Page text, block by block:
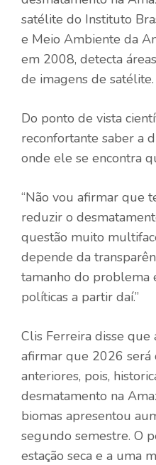
satélite do Instituto
e Meio Ambiente da
em 2008, detecta
de imagens de satélite.
Do ponto de vista
reconfortante saber a
onde ele se encontra
“Não vou afirmar que
reduzir o
questão muito
depende da
tamanho do problema
políticas a partir daí.”
Clis Ferreira disse que
afirmar que 2026 será
anteriores, pois,
desmatamento na
biomas apresentou
segundo semestre. O
estação seca e a uma